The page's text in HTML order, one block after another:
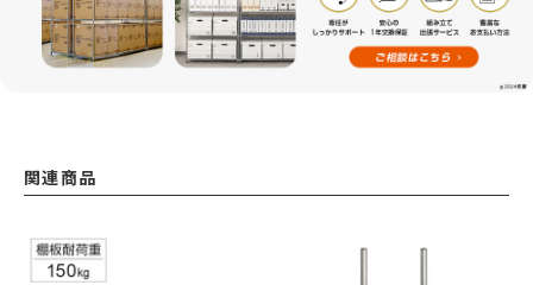
関連商品